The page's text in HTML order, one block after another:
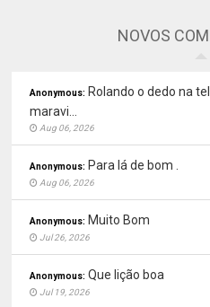
NOVOS
Anonymous: Rolando o dedo na
maravi...
Aug 06, 2026
Anonymous: Para lá de bom .
Aug 06, 2026
Anonymous: Muito Bom
Jul 26, 2026
Anonymous: Que lição boa
Jul 19, 2026